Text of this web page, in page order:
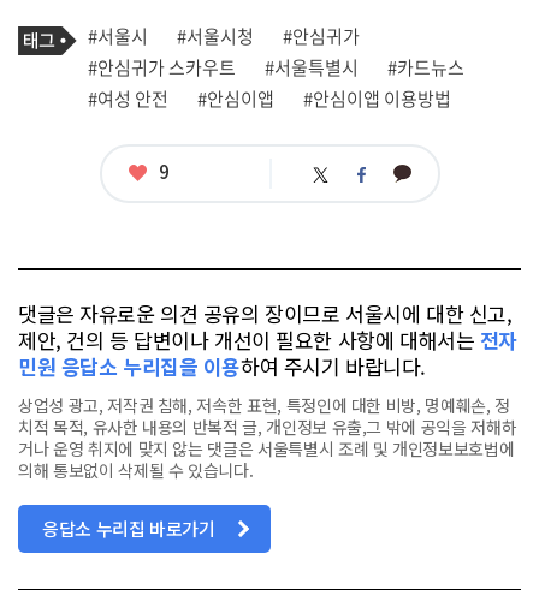
기
사
관
련
태
태
그
#서울시 #서울시청
#안심귀가
#안심귀가 스카우트
#서울특별시
#카드뉴스
#여성 안전
#안심이앱 #안심이앱 이용방법
좋
9 트 페 카
댓글은 자유로운 의견 공유의 장이므로 서울시에 대한 신고,
제안, 건의 등 답변이나 개선이 필요한 사항에 대해서는 전자
민원 응답소 누리집을 이용하여 주시기 바랍니다.
상업성 광고, 저작권 침해, 저속한 표현, 특정인에 대한 비방, 명예훼손, 정
치적 목적, 유사한 내용의 반복적 글, 개인정보 유출,그 밖에 공익을 저해하
거나 운영 취지에 맞지 않는 댓글은 서울특별시 조례 및 개인정보보호법에
의해 통보없이 삭제될 수 있습니다.
응답소 누리집 바로가기